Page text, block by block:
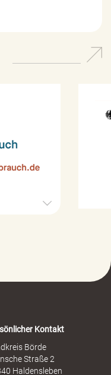
Kontakt
Börde
Straße 2
Haldensleben